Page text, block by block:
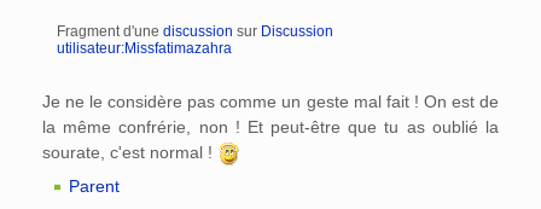
Fragment d'une discussion sur Discussion
utilisateur:Missfatimazahra
Je ne le considère pas comme un geste mal fait ! On est de
la même confrérie, non ! Et peut-être que tu as oublié la
sourate, c'est normal !
Parent